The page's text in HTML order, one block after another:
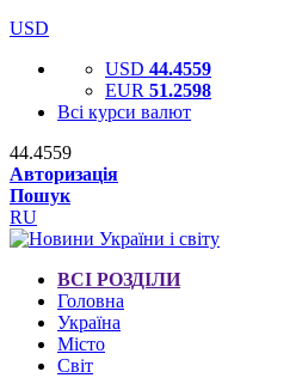
USD
USD 44.4559
EUR 51.2598
Всі курси валют
44.4559
Авторизація
Пошук
RU
ВСІ РОЗДІЛИ
Головна
Україна
Місто
Світ